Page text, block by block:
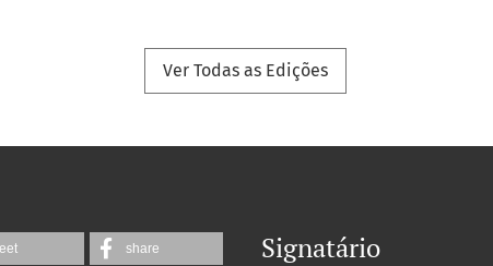
Ver Todas as Edições
share Signatário